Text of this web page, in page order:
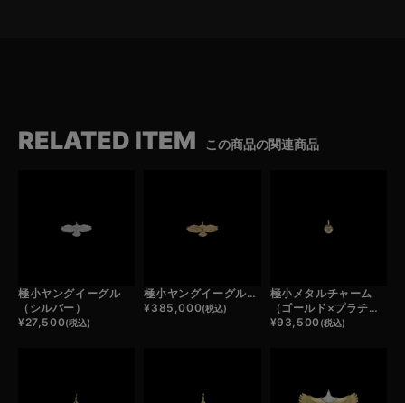
RELATED ITEM この商品の関連商品
極小ヤングイーグル
（シルバー）
¥27,500(税込)
極小ヤングイーグル（ゴールド）
¥385,000(税込)
極小メタルチャーム
（ゴールド×プラチナ）
¥93,500(税込)